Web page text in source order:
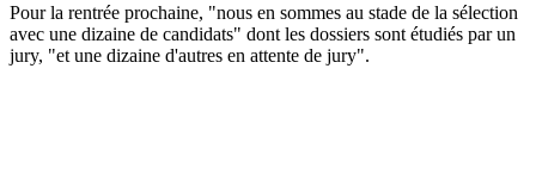
Pour la rentrée prochaine, "nous en sommes au stade de la sélection
avec une dizaine de candidats" dont les dossiers sont étudiés par un
jury, "et une dizaine d'autres en attente de jury".